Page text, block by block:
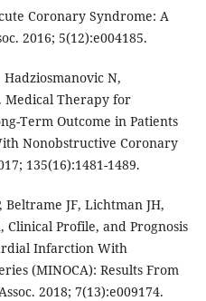
Coronary Syndrome: A
2016; 5(12):e004185.
N,
Medical Therapy for
Term Outcome in Patients
Nonobstructive Coronary
135(16):1481-1489.
Beltrame JF, Lichtman JH,
Clinical Profile, and Prognosis
Infarction With
(MINOCA): Results From
2018; 7(13):e009174.